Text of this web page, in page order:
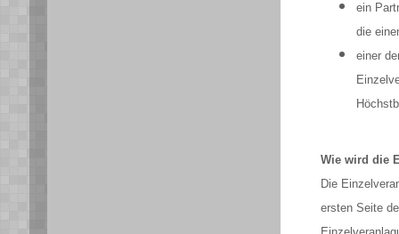
ein
die
einer
Wie wird die
Die
ersten Seite